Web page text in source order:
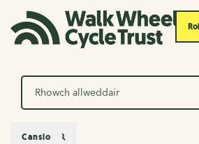
Roi
Chwilio
Canslo